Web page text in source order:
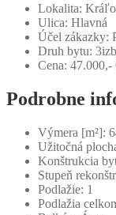
Lokalita:
Ulica: Hlavná
Účel zákazky:
Druh bytu: 3izb
Cena: 47.000,-
Podrobne
Výmera [m²]:
Užitočná
Konštrukcia
Stupeň
Podlažie: 1
Podlažia